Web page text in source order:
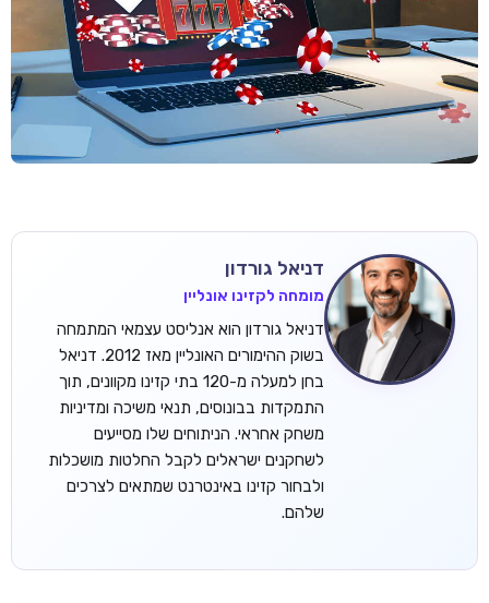
דניאל גורדון
מומחה לקזינו אונליין
דניאל גורדון הוא אנליסט עצמאי המתמחה
בשוק ההימורים האונליין מאז 2012. דניאל
בחן למעלה מ-120 בתי קזינו מקוונים, תוך
התמקדות בבונוסים, תנאי משיכה ומדיניות
משחק אחראי. הניתוחים שלו מסייעים
לשחקנים ישראלים לקבל החלטות מושכלות
ולבחור קזינו באינטרנט שמתאים לצרכים
שלהם.